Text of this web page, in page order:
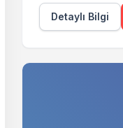
Detaylı Bilgi